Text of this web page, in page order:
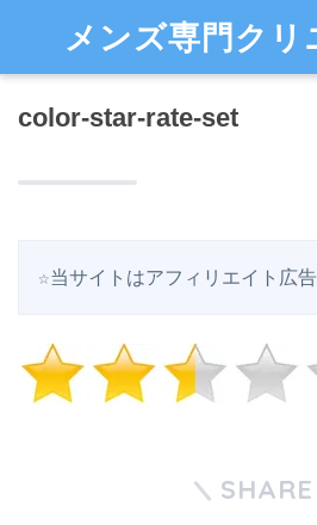
メンズ専門クリ
color-star-rate-set
☆当サイトはアフィリエイト広
SHARE